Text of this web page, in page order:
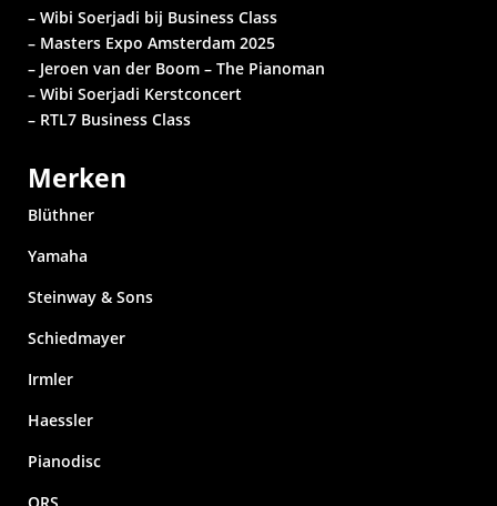
– Wibi Soerjadi bij Business Class
– Masters Expo Amsterdam 2025
– Jeroen van der Boom – The Pianoman
– Wibi Soerjadi Kerstconcert
– RTL7 Business Class
Merken
Blüthner
Yamaha
Steinway & Sons
Schiedmayer
Irmler
Haessler
Pianodisc